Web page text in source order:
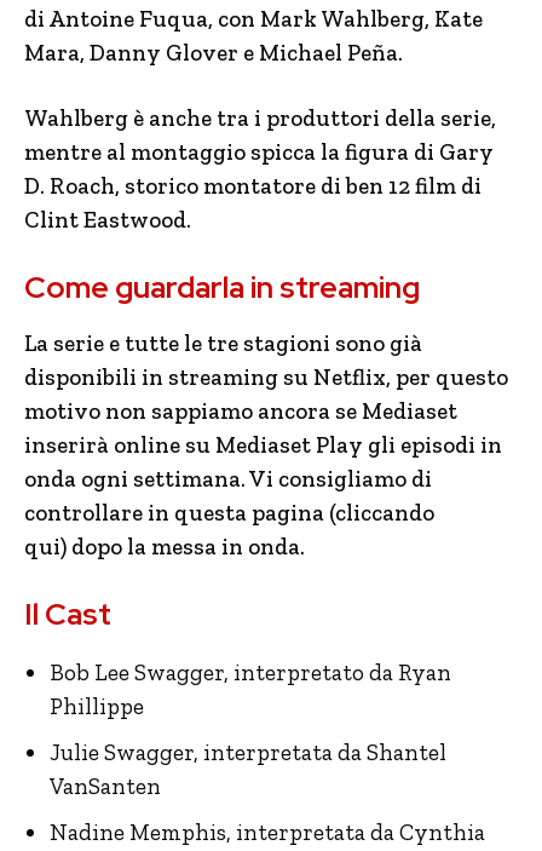
di Antoine Fuqua, con Mark Wahlberg, Kate
Mara, Danny Glover e Michael Peña.
Wahlberg è anche tra i produttori della serie,
mentre al montaggio spicca la figura di Gary
D. Roach, storico montatore di ben 12 film di
Clint Eastwood.
Come guardarla in streaming
La serie e tutte le tre stagioni sono già
disponibili in streaming su Netflix, per questo
motivo non sappiamo ancora se Mediaset
inserirà online su Mediaset Play gli episodi in
onda ogni settimana. Vi consigliamo di
controllare in questa pagina (cliccando
qui) dopo la messa in onda.
Il Cast
Bob Lee Swagger, interpretato da Ryan
Phillippe
Julie Swagger, interpretata da Shantel
VanSanten
Nadine Memphis, interpretata da Cynthia